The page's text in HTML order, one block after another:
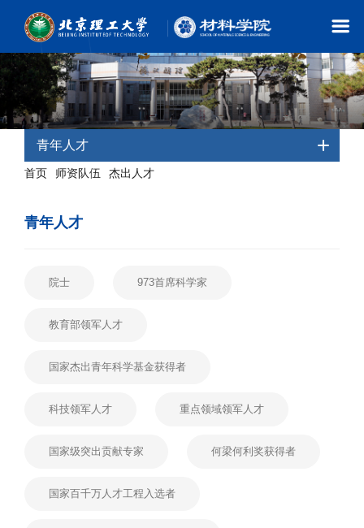
青年人才
首页 师资队伍 杰出人才
青年人才
院士 973首席科学家
教育部领军人才
国家杰出青年科学基金获得者
科技领军人才 重点领域领军人才
国家级突出贡献专家 何梁何利奖获得者
国家百千万人才工程入选者